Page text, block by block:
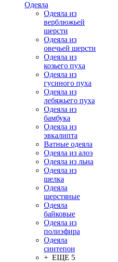
Одеяла
Одеяла из
верблюжьей
шерсти
Одеяла из
овечьей шерсти
Одеяла из
козьего пуха
Одеяла из
гусиного пуха
Одеяла из
лебяжьего пуха
Одеяла из
бамбука
Одеяла из
эвкалипта
Ватные одеяла
Одеяла из алоэ
Одеяла из льна
Одеяла из
шелка
Одеяла
шерстяные
Одеяла
байковые
Одеяла из
полиэфира
Одеяла
синтепон
+ ЕЩЕ 5